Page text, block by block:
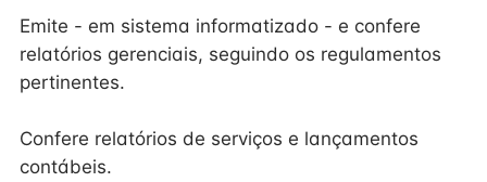
Emite - em sistema informatizado - e confere
relatórios gerenciais, seguindo os regulamentos
pertinentes.
Confere relatórios de serviços e lançamentos
contábeis.